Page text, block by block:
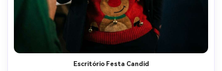
Escritório Festa Candid
Crie imagens com
IA sem limites.
100% grátis!